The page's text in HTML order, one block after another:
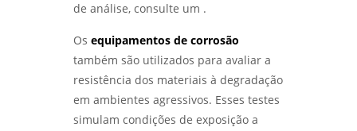
de análise, consulte um .
Os equipamentos de corrosão
também são utilizados para avaliar a
resistência dos materiais à degradação
em ambientes agressivos. Esses testes
simulam condições de exposição a